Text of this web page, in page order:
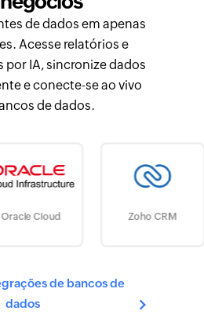
de dados em apenas
Acesse relatórios e
por IA, sincronize dados
e conecte-se ao vivo
de dados.
Cloud Zoho CRM
de bancos de
dados